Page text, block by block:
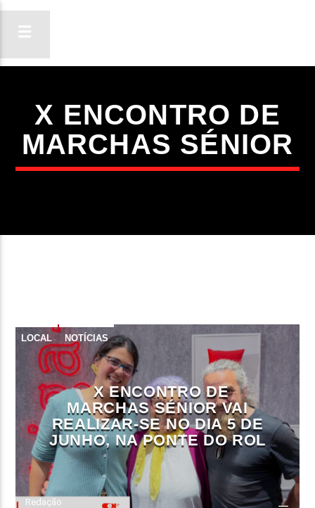
ON FM
LIGA-TE
FAIXA ATUAL
TÍTULO
ARTISTA
ON FM
X ENCONTRO DE
MARCHAS SÉNIOR
LOCAL NOTÍCIAS
X ENCONTRO DE
MARCHAS SÉNIOR VAI
REALIZAR-SE NO DIA 5 DE
JUNHO, NA PONTE DO ROL
Redação